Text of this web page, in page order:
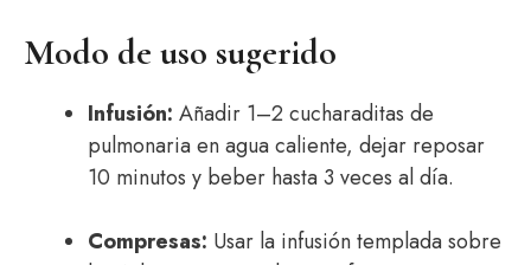
Modo de uso sugerido
Infusión: Añadir 1–2 cucharaditas de
pulmonaria en agua caliente, dejar reposar
10 minutos y beber hasta 3 veces al día.
Compresas: Usar la infusión templada sobre